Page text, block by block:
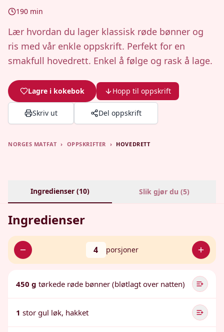
190 min
Lær hvordan du lager klassisk røde bønner og
ris med vår enkle oppskrift. Perfekt for en
smakfull hovedrett. Enkel å følge og rask å lage.
Lagre i kokebok Hopp til oppskrift
Skriv ut Del oppskrift
NORGES MATFAT › OPPSKRIFTER › HOVEDRETT
Ingredienser (10) Slik gjør du (5)
Ingredienser
4 porsjoner
450 g tørkede røde bønner (bløtlagt over natten)
1 stor gul løk, hakket